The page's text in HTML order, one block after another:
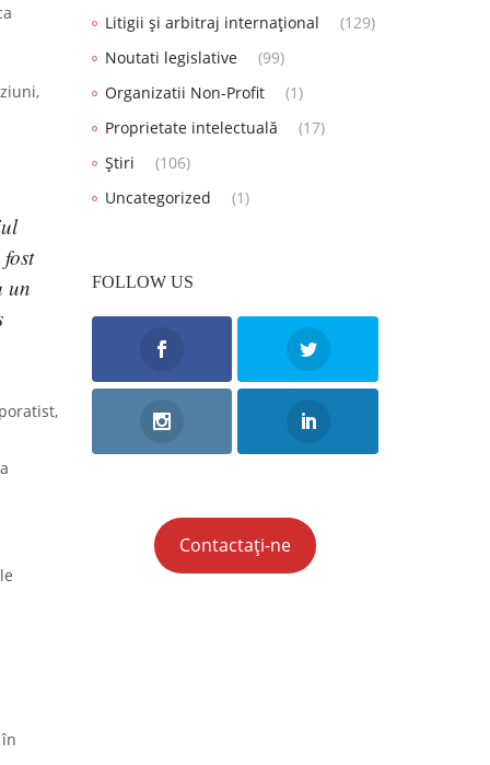
un
Litigii și arbitraj internațional
(129)
Noutati legislative
(99)
Organizatii Non-Profit
(1)
Proprietate intelectuală
(17)
Știri
(106)
Uncategorized
(1)
FOLLOW US
Contactați-ne